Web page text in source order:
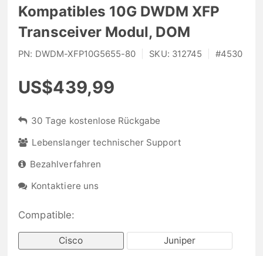
Kompatibles 10G DWDM XFP
Transceiver Modul, DOM
PN: DWDM-XFP10G5655-80 SKU: 312745 #4530
US$439,99
30 Tage kostenlose Rückgabe
Lebenslanger technischer Support
Bezahlverfahren
Kontaktiere uns
Compatible:
Cisco Juniper